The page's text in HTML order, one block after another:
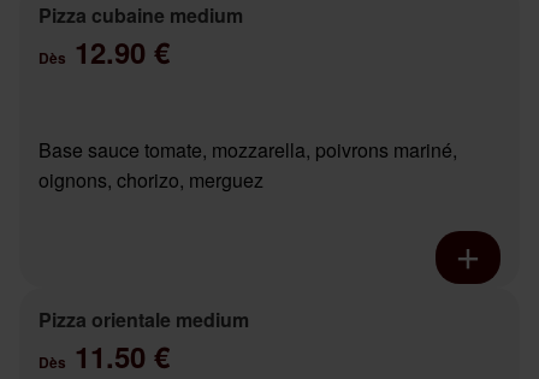
Pizza cubaine medium
Dès 12.90 €
Base sauce tomate, mozzarella, poivrons mariné,
oignons, chorizo, merguez
Pizza orientale medium
Dès 11.50 €